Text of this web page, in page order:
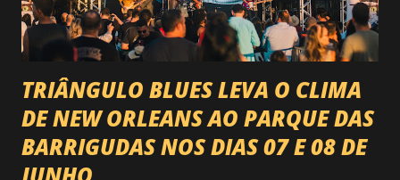
Natanzinho Lima Jads & ...
TRIÂNGULO BLUES LEVA O CLIMA
DE NEW ORLEANS AO PARQUE DAS
BARRIGUDAS NOS DIAS 07 E 08 DE